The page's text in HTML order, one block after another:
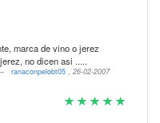
marca de vino o jerez
no dicen asi .....
ranaconpelobt05 , 26-02-2007